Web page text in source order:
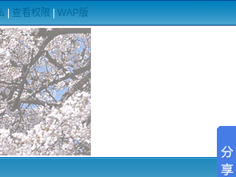
查看权限 WAP版